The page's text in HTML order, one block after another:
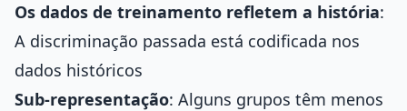
Os dados de treinamento refletem a história:
A discriminação passada está codificada nos
dados históricos
Sub-representação: Alguns grupos têm menos